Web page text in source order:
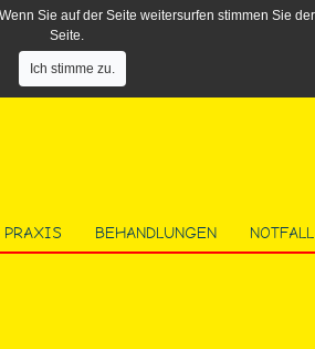
BEHANDLUNGEN NOTFALL
Sie auf der Seite weitersurfen stimmen Sie
Seite.
Ich stimme zu.